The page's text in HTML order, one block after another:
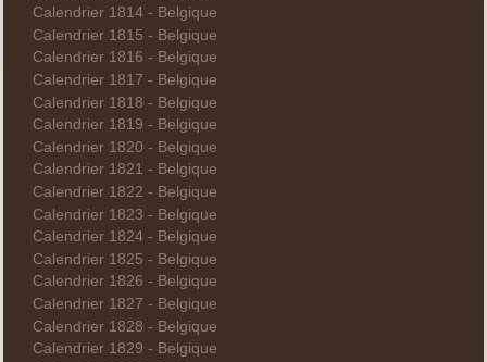
Calendrier 1814 - Belgique
Calendrier 1815 - Belgique
Calendrier 1816 - Belgique
Calendrier 1817 - Belgique
Calendrier 1818 - Belgique
Calendrier 1819 - Belgique
Calendrier 1820 - Belgique
Calendrier 1821 - Belgique
Calendrier 1822 - Belgique
Calendrier 1823 - Belgique
Calendrier 1824 - Belgique
Calendrier 1825 - Belgique
Calendrier 1826 - Belgique
Calendrier 1827 - Belgique
Calendrier 1828 - Belgique
Calendrier 1829 - Belgique